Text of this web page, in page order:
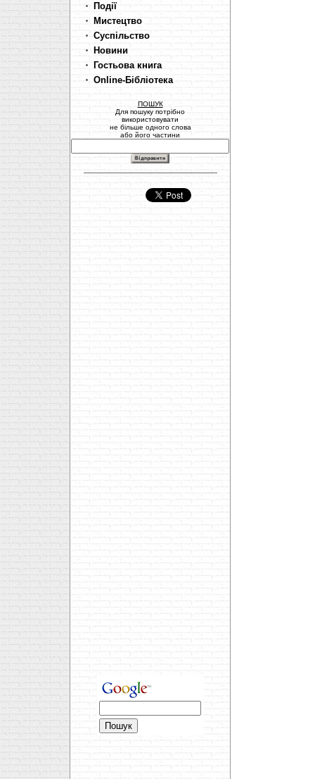
Події
Мистецтво
Суспільство
Новини
Гостьова книга
Online-Бібліотека
ПОШУК
Для пошуку потрібно
використовувати
не більше одного слова
або його частини